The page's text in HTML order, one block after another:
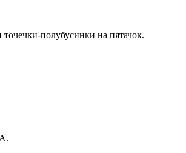
точечки-полубусинки на пятачок.